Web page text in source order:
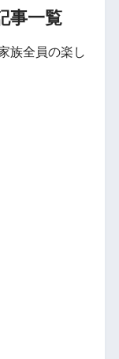
事一覧
族全員の楽し